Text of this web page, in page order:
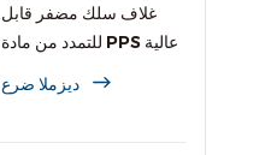
غلاف سلك مضفر قابل
للتمدد من مادة PPS عالية
ديزملا ضرع